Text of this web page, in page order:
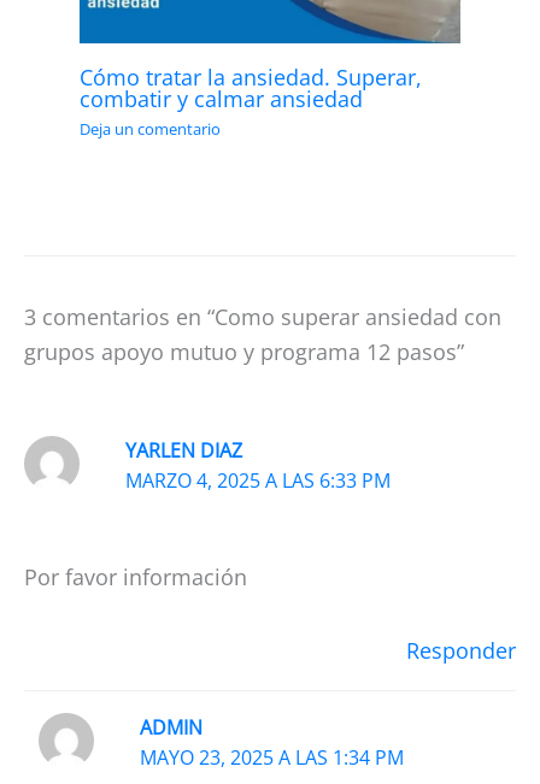
Cómo tratar la ansiedad. Superar,
combatir y calmar ansiedad
Deja un comentario
3 comentarios en “Como superar ansiedad con
grupos apoyo mutuo y programa 12 pasos”
YARLEN DIAZ
MARZO 4, 2025 A LAS 6:33 PM
Por favor información
Responder
ADMIN
MAYO 23, 2025 A LAS 1:34 PM